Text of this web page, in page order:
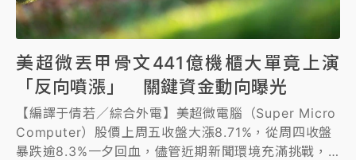
美超微丟甲骨文441億機櫃大單竟上演
「反向噴漲」 關鍵資金動向曝光
【編譯于倩若／綜合外電】美超微電腦（Super Micro
Computer）股價上周五收盤大漲8.71%，從周四收盤
暴跌逾8.3%一夕回血，儘管近期新聞環境充滿挑戰，